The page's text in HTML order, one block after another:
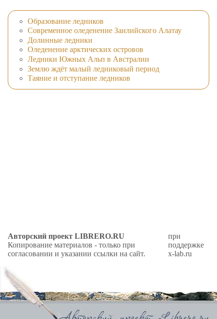
Образование ледников
Современное оледенение Заилийского Алатау
Долинные ледники
Оледенение арктических островов
Ледники Южных Альп в Австралии
Землю ждёт малый ледниковый период
Таяние и отступание ледников
Авторский проект LIBRERO.RU
Копирование материалов - только при
согласовании и указании ссылки на сайт.
при
поддержке
x-lab.ru